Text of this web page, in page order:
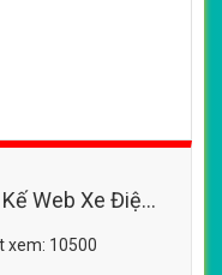
Web Xe Điện
hiệu quả
xem: 10500